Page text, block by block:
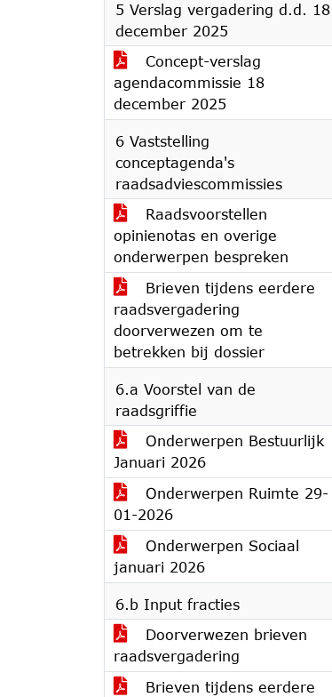
5 Verslag vergadering d.d. 18
december 2025
Concept-verslag
agendacommissie 18
december 2025
6 Vaststelling
conceptagenda's
raadsadviescommissies
Raadsvoorstellen
opinienotas en overige
onderwerpen bespreken
Brieven tijdens eerdere
raadsvergadering
doorverwezen om te
betrekken bij dossier
6.a Voorstel van de
raadsgriffie
Onderwerpen Bestuurlijk
Januari 2026
Onderwerpen Ruimte 29-
01-2026
Onderwerpen Sociaal
januari 2026
6.b Input fracties
Doorverwezen brieven
raadsvergadering
Brieven tijdens eerdere